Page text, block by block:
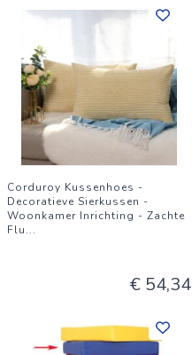
Corduroy Kussenhoes -
Decoratieve Sierkussen -
Woonkamer Inrichting - Zachte
Flu...
€ 54,34